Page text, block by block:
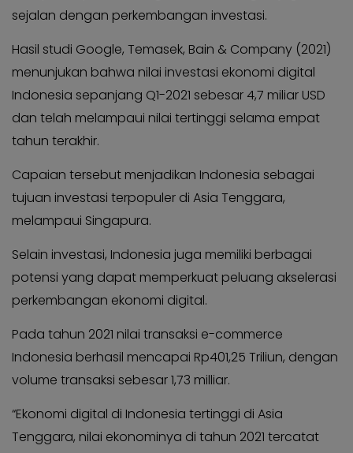
Kabar
KADER
sejalan dengan perkembangan investasi.
Hasil studi Google, Temasek, Bain & Company (2021)
menunjukan bahwa nilai investasi ekonomi digital
Indonesia sepanjang Q1-2021 sebesar 4,7 miliar USD
dan telah melampaui nilai tertinggi selama empat
tahun terakhir.
Capaian tersebut menjadikan Indonesia sebagai
tujuan investasi terpopuler di Asia Tenggara,
melampaui Singapura.
Selain investasi, Indonesia juga memiliki berbagai
potensi yang dapat memperkuat peluang akselerasi
perkembangan ekonomi digital.
Pada tahun 2021 nilai transaksi e-commerce
Indonesia berhasil mencapai Rp401,25 Triliun, dengan
volume transaksi sebesar 1,73 milliar.
“Ekonomi digital di Indonesia tertinggi di Asia
Tenggara, nilai ekonominya di tahun 2021 tercatat